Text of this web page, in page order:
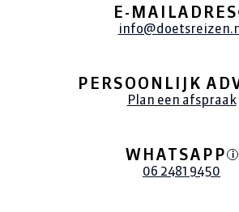
konden inbeelden wat we konden
Het was geweldig. Bedankt Ilse
terug hoor! Groetjes Gerretje
E-MAILADRES
PERSOONLIJK
Plan een afspraak
WHATSAPP i
06 2481 9450